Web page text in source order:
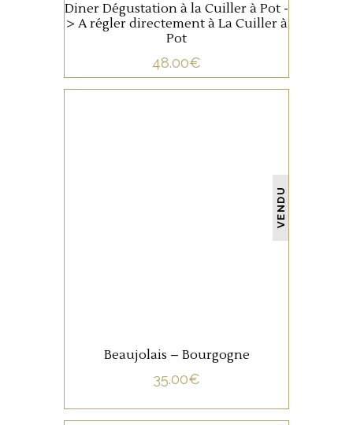
Diner Dégustation à la Cuiller à Pot -
> A régler directement à La Cuiller à
Pot
48.00€
VENDU
Beaujolais – Bourgogne
35.00€